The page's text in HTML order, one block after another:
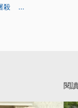
殺 ...
閱